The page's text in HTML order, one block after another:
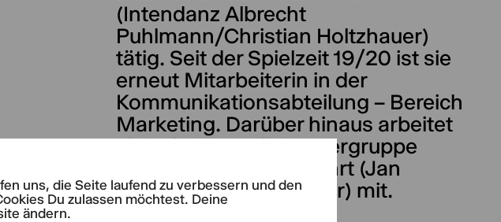
uns, die Seite laufend zu verbessern und den
Du zulassen möchtest. Deine
ändern.
(Intendanz Albrecht
Puhlmann/Christian Holtzhauer)
tätig. Seit der Spielzeit 19/20 ist sie
erneut Mitarbeiterin in der
Kommunikationsabteilung – Bereich
Marketing. Darüber hinaus arbeitet
sie bei der Musiktheatergruppe
Kommando Himmelfahrt (Jan
Dvorak/Thomas Fiedler) mit.